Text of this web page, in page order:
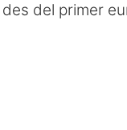
del primer